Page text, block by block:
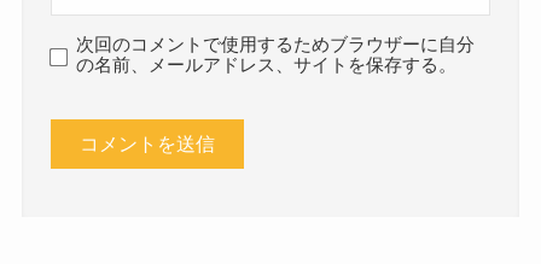
次回のコメントで使用するためブラウザーに自分
の名前、メールアドレス、サイトを保存する。